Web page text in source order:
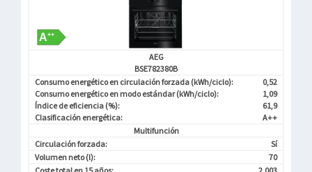
AEG
BSE782380B
Consumo energético en circulación forzada (kWh/ciclo):
0,52
Consumo energético en modo estándar (kWh/ciclo):
1,09
Índice de eficiencia (%):
61,9
Clasificación energética:
A++
Multifunción
Circulación forzada:
Sí
Volumen neto (l):
70